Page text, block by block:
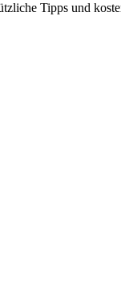
Tipps und